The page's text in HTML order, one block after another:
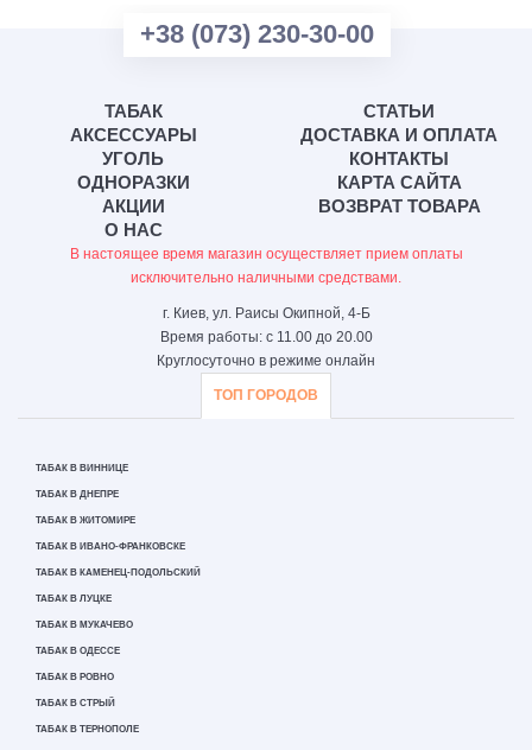
+38 (073) 230-30-00
ТАБАК
АКСЕССУАРЫ
УГОЛЬ
ОДНОРАЗКИ
АКЦИИ
О НАС
СТАТЬИ
ДОСТАВКА И ОПЛАТА
КОНТАКТЫ
КАРТА САЙТА
ВОЗВРАТ ТОВАРА
В настоящее время магазин осуществляет прием оплаты
исключительно наличными средствами.
г. Киев, ул. Раисы Окипной, 4-Б
Время работы: с 11.00 до 20.00
Круглосуточно в режиме онлайн
ТОП ГОРОДОВ
ТАБАК В ВИННИЦЕ
ТАБАК В ДНЕПРЕ
ТАБАК В ЖИТОМИРЕ
ТАБАК В ИВАНО-ФРАНКОВСКЕ
ТАБАК В КАМЕНЕЦ-ПОДОЛЬСКИЙ
ТАБАК В ЛУЦКЕ
ТАБАК В МУКАЧЕВО
ТАБАК В ОДЕССЕ
ТАБАК В РОВНО
ТАБАК В СТРЫЙ
ТАБАК В ТЕРНОПОЛЕ